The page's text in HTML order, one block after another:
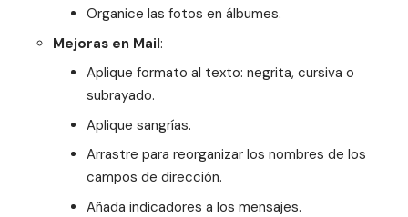
Organice las fotos en álbumes.
Mejoras en Mail:
Aplique formato al texto: negrita, cursiva o
subrayado.
Aplique sangrías.
Arrastre para reorganizar los nombres de los
campos de dirección.
Añada indicadores a los mensajes.